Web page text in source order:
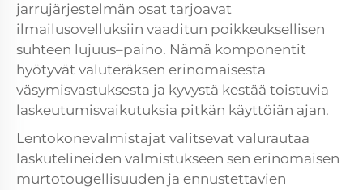
jarrujärjestelmän osat tarjoavat
ilmailusovelluksiin vaaditun poikkeuksellisen
suhteen lujuus–paino. Nämä komponentit
hyötyvät valuteräksen erinomaisesta
väsymisvastuksesta ja kyvystä kestää toistuvia
laskeutumisvaikutuksia pitkän käyttöiän ajan.
Lentokonevalmistajat valitsevat valurautaa
laskutelineiden valmistukseen sen erinomaisen
murtotougellisuuden ja ennustettavien